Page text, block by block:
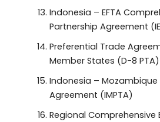
Indonesia – EFTA
Partnership Agreement
Preferential Trade
Member States (D-8 PTA)
Indonesia – Mozambique
Agreement (IMPTA)
Regional Comprehensive